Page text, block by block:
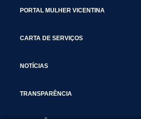
PORTAL MULHER VICENTINA
CARTA DE SERVIÇOS
NOTÍCIAS
TRANSPARÊNCIA